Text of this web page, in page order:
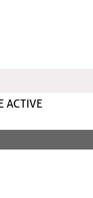
ACTIVE